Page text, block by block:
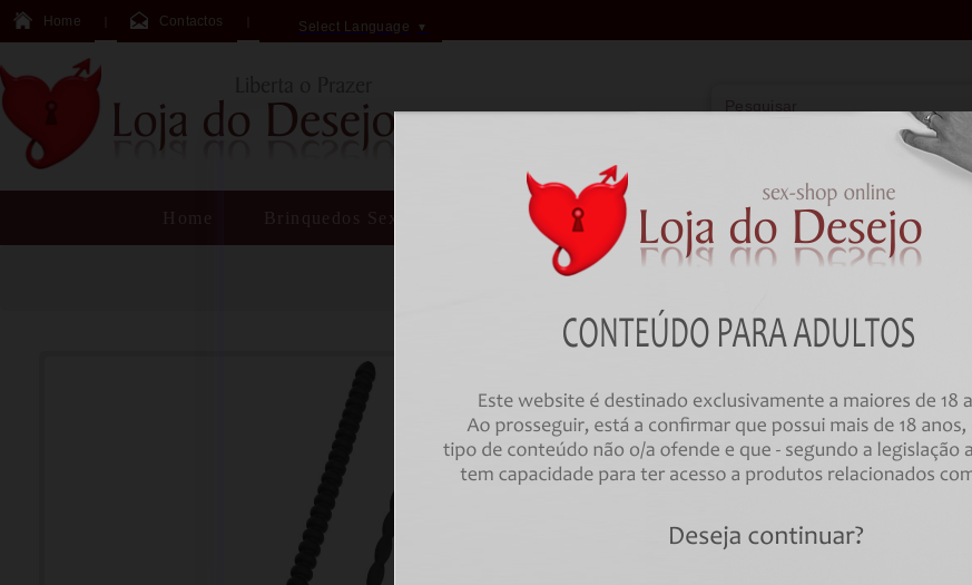
Home Contactos Select Language ▼
Home Brinquedos Sexuais Vibradores Lingerie Farmácia
HIDDEN DESIRE - EXTREME
SOUND ADVANCED 2 UNITS
Código:00035384